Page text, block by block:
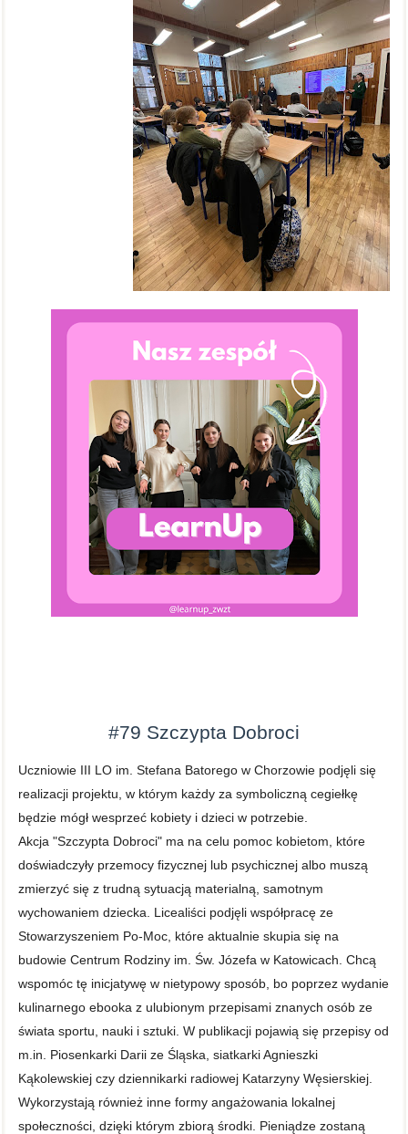
#79 Szczypta Dobroci
Uczniowie III LO im. Stefana Batorego w Chorzowie podjęli się
realizacji projektu, w którym każdy za symboliczną cegiełkę
będzie mógł wesprzeć kobiety i dzieci w potrzebie.
Akcja "Szczypta Dobroci" ma na celu pomoc kobietom, które
doświadczyły przemocy fizycznej lub psychicznej albo muszą
zmierzyć się z trudną sytuacją materialną, samotnym
wychowaniem dziecka. Licealiści podjęli współpracę ze
Stowarzyszeniem Po-Moc, które aktualnie skupia się na
budowie Centrum Rodziny im. Św. Józefa w Katowicach. Chcą
wspomóc tę inicjatywę w nietypowy sposób, bo poprzez wydanie
kulinarnego ebooka z ulubionym przepisami znanych osób ze
świata sportu, nauki i sztuki. W publikacji pojawią się przepisy od
m.in. Piosenkarki Darii ze Śląska, siatkarki Agnieszki
Kąkolewskiej czy dziennikarki radiowej Katarzyny Węsierskiej.
Wykorzystają również inne formy angażowania lokalnej
społeczności, dzięki którym zbiorą środki. Pieniądze zostaną